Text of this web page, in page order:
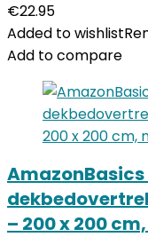
€22.95
Added to wishlist
Add to compare
– 200 x 200